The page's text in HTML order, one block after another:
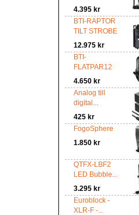
4.395 kr
BTI-RAPTOR
TILT STROBE
12.975 kr
BTI-
FLATPAR12
4.650 kr
Analog till
digital...
425 kr
FogoSphere
1.850 kr
QTFX-LBF2
LED Bubble...
3.295 kr
Euroblock -
XLR-F -...